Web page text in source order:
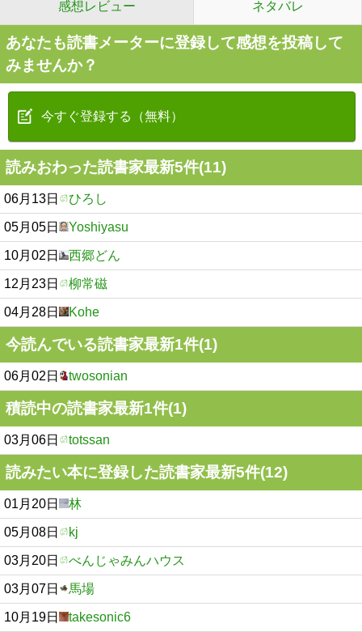
感想レビュー ネタバレ
あなたも読書メーターに登録して感想を投稿して
みませんか？
今すぐ登録する（無料）
読みおわった読書家最新5件(11)
06月13日 ひろし
05月05日 Yoshiyasu
10月02日 西郷どん
12月23日 柳常磁
04月28日 Kohe
今読んでいる読書家最新1件(1)
06月02日 twosonian
積読中の読書家最新1件(1)
03月06日 totssan
読みたい本に登録した読書家最新5件(12)
01月20日 林
05月08日 kj
03月20日 べんじゃみんハウス
03月07日 馬場
10月19日 takesonic6